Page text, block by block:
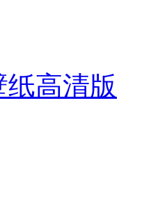
高清版